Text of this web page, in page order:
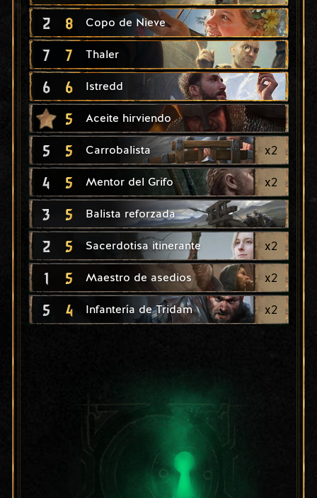
2 8 Copo de Nieve
7 7 Thaler
6 6 Istredd
5 Aceite hirviendo
5 5 Carrobalista x2
4 5 Mentor del Grifo x2
3 5 Balista reforzada
2 5 Sacerdotisa itinerante x2
1 5 Maestro de asedios x2
5 4 Infantería de Tridam x2